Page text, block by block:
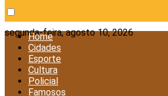
segunda-feira, agosto 10, 2026
Home
Cidades
Esporte
Cultura
Policial
Famosos